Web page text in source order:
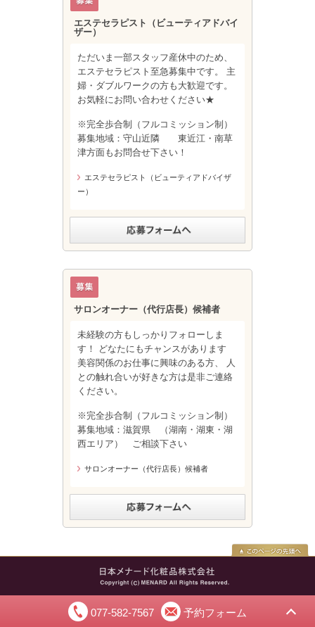
077-582-7567 予約フォーム
エステセラピスト（ビューティアドバイ
ザー）
ただいま一部スタッフ産休中のため、
エステセラピスト至急募集中です。 主
婦・ダブルワークの方も大歓迎です。
お気軽にお問い合わせください★
※完全歩合制（フルコミッション制）
募集地域：守山近隣 東近江・南草
津方面もお問合せ下さい！
エステセラピスト（ビューティアドバイザ
ー）
サロンオーナー（代行店長）候補者
未経験の方もしっかりフォローしま
す！ どなたにもチャンスがあります
美容関係のお仕事に興味のある方、 人
との触れ合いが好きな方は是非ご連絡
ください。
※完全歩合制（フルコミッション制）
募集地域：滋賀県 （湖南・湖東・湖
西エリア） ご相談下さい
サロンオーナー（代行店長）候補者